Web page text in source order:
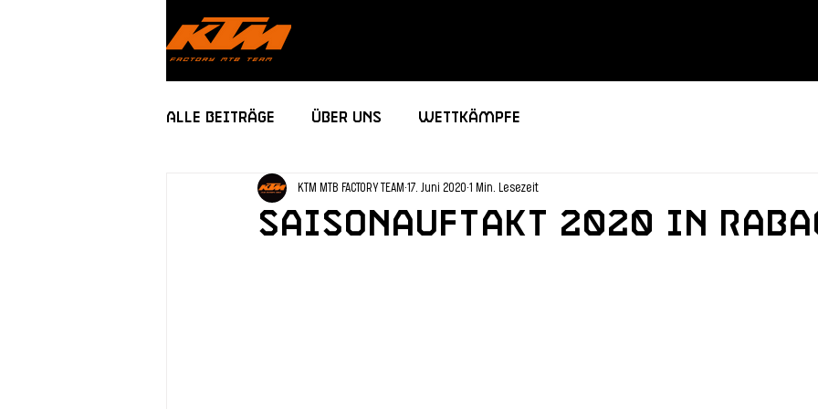
Alle Beiträge Über uns Wettkämpfe
Saisonauftakt 2020 in
KTM MTB FACTORY TEAM 17. Juni 2020 1 Min. Lesezeit